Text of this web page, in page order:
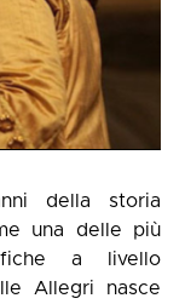
della storia
una delle più
a livello
Allegri nasce